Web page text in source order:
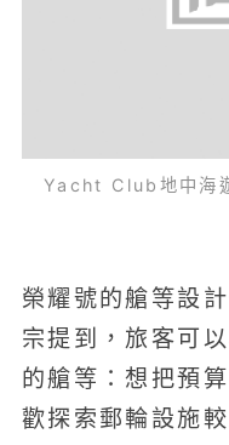
Yacht Club地中海
榮耀號的艙等設
宗提到，旅客可
的艙等：想把預
歡探索郵輪設施